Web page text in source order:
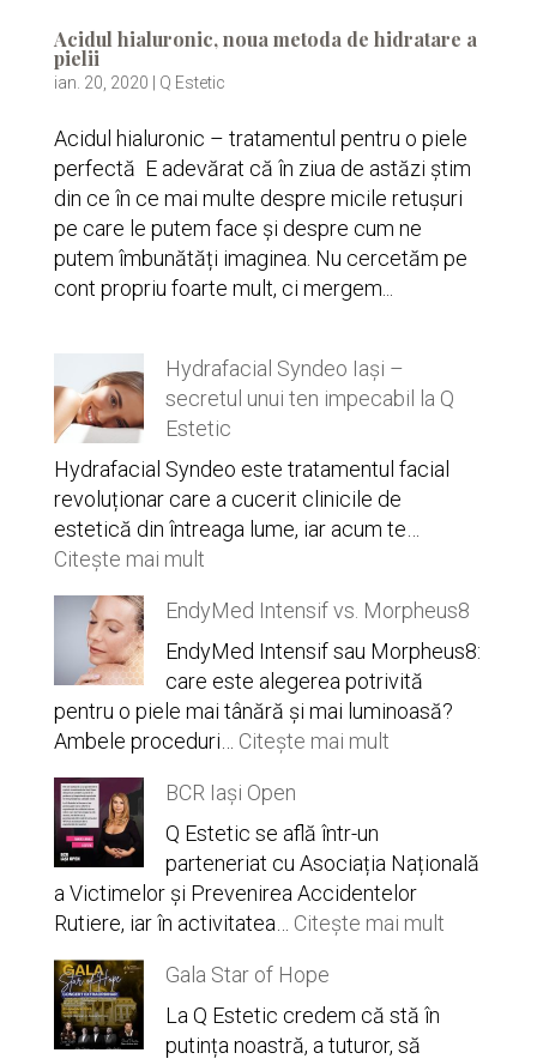
Acidul hialuronic, noua metoda de hidratare a
pielii
ian. 20, 2020 Q Estetic
Acidul hialuronic – tratamentul pentru o piele
perfectă E adevărat că în ziua de astăzi știm
din ce în ce mai multe despre micile retușuri
pe care le putem face și despre cum ne
putem îmbunătăți imaginea. Nu cercetăm pe
cont propriu foarte mult, ci mergem...
Hydrafacial Syndeo Iași –
secretul unui ten impecabil la Q
Estetic
Hydrafacial Syndeo este tratamentul facial
revoluționar care a cucerit clinicile de
estetică din întreaga lume, iar acum te…
Citește mai mult:
Syndeo
Iași
–
secretul
unui
impecabil
la
Q
Estetic
EndyMed Intensif vs. Morpheus8
EndyMed Intensif sau Morpheus8:
care este alegerea potrivită
pentru o piele mai tânără și mai luminoasă?
Ambele proceduri… Citește mai mult:
Morpheus8
BCR Iași Open
Q Estetic se află într-un
parteneriat cu Asociația Națională
a Victimelor și Prevenirea Accidentelor
Rutiere, iar în activitatea… Citește mai mult:
Gala Star of Hope
La Q Estetic credem că stă în
putința noastră, a tuturor, să